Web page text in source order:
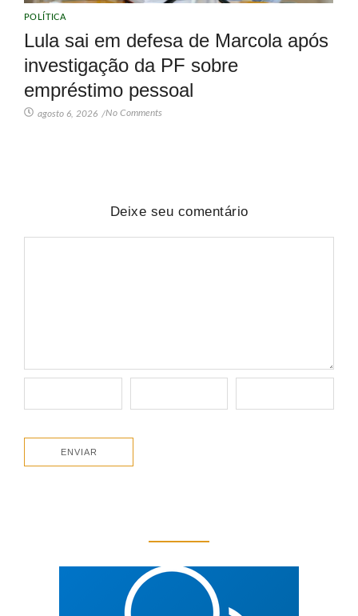
POLÍTICA
Lula sai em defesa de Marcola após
investigação da PF sobre
empréstimo pessoal
agosto 6, 2026 /No Comments
Deixe seu comentário